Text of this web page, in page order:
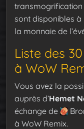
transmogrification
sont disponibles à
la monnaie de
Liste des
à WoW
Vous avez la
auprès d’Hemet
échange de
à WoW Remix.